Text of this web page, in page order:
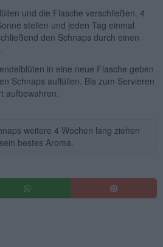
und die Flasche verschließen. 4
stellen und jeden Tag einmal
den Schnaps durch einen
in eine neue Flasche geben
Schnaps auffüllen. Bis zum Servieren
aufbewahren.
weitere 4 Wochen lang ziehen
bestes Aroma.